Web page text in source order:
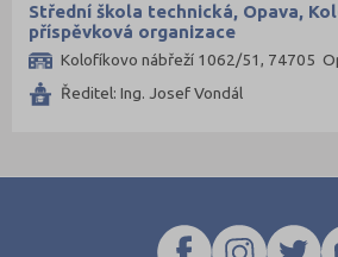
Střední škola technická, Opava,
příspěvková organizace
Kolofíkovo nábřeží 1062/51, 74705
Ředitel: Ing. Josef Vondál